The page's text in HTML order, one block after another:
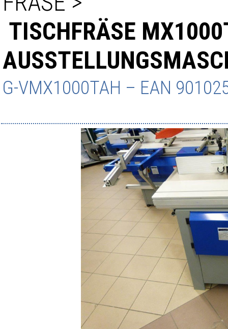
TISCHFRÄSE
G-VMX1000TAH – EAN